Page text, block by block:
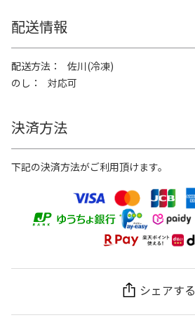
配送情報
配送方法
佐川(冷凍)
のし
対応可
決済方法
下記の決済方法がご利用頂けます。
シェアする